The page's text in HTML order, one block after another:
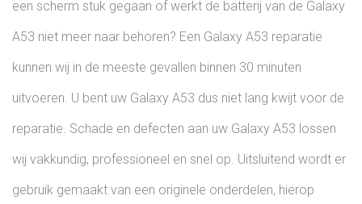
een scherm stuk gegaan of werkt de batterij van de Galaxy
A53 niet meer naar behoren? Een Galaxy A53 reparatie
kunnen wij in de meeste gevallen binnen 30 minuten
uitvoeren. U bent uw Galaxy A53 dus niet lang kwijt voor de
reparatie. Schade en defecten aan uw Galaxy A53 lossen
wij vakkundig, professioneel en snel op. Uitsluitend wordt er
gebruik gemaakt van een originele onderdelen, hierop